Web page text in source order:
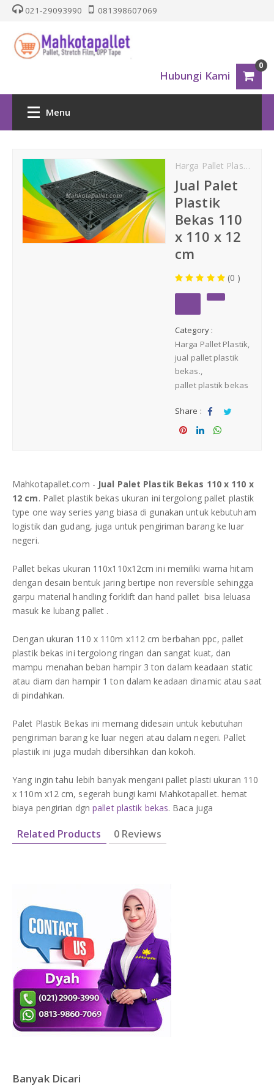
021-29093990 081398607069
Hubungi Kami
0
Menu
PALLET PLASTIK
Nestable
Opp Tape
Strapping Band
KONTAK
Harga Pallet Plastik
Jual Palet
Plastik
Bekas 110
x 110 x 12
cm
(0 )
Category :
Harga Pallet Plastik
jual pallet plastik
bekas.
pallet plastik bekas
Share :
Sha Tw
Mahkotapallet.com - Jual Palet Plastik Bekas 110 x 110 x
12 cm. Pallet plastik bekas ukuran ini tergolong pallet plastik
type one way series yang biasa di gunakan untuk kebutuham
logistik dan gudang, juga untuk pengiriman barang ke luar
negeri.
Pallet bekas ukuran 110x110x12cm ini memiliki warna hitam
dengan desain bentuk jaring bertipe non reversible sehingga
garpu material handling forklift dan hand pallet bisa leluasa
masuk ke lubang pallet .
Dengan ukuran 110 x 110m x112 cm berbahan ppc, pallet
plastik bekas ini tergolong ringan dan sangat kuat, dan
mampu menahan beban hampir 3 ton dalam keadaan static
atau diam dan hampir 1 ton dalam keadaan dinamic atau saat
di pindahkan.
Palet Plastik Bekas ini memang didesain untuk kebutuhan
pengiriman barang ke luar negeri atau dalam negeri. Pallet
plastiik ini juga mudah dibersihkan dan kokoh.
Yang ingin tahu lebih banyak mengani pallet plasti ukuran 110
x 110m x12 cm, segerah bungi kami Mahkotapallet. hemat
biaya pengirian dgn pallet plastik bekas. Baca juga
Related Products 0 Reviews
Banyak Dicari